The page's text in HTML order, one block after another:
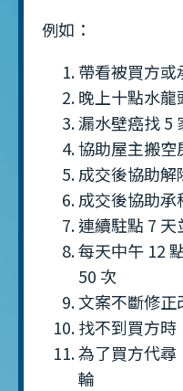
例如：
帶看被買方或
晚上十點水
漏水壁癌找 5
協助屋主搬空
成交後協助解
成交後協助承
連續駐點 7 天
每天中午 12
50 次
文案不斷修
找不到買方
為了買方代尋
輪